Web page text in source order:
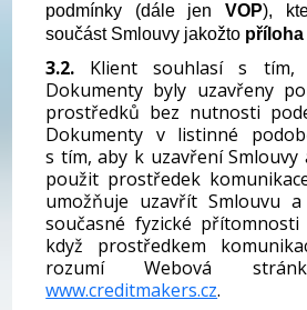
podmínky (dále jen VOP),
součást Smlouvy jakožto příloha
3.2. Klient souhlasí s tím,
Dokumenty byly uzavřeny
prostředků bez nutnosti
Dokumenty v listinné
s tím, aby k uzavření
použit prostředek
umožňuje uzavřít Smlouvu
současné fyzické přítomnosti
když prostředkem
rozumí Webová
www.creditmakers.cz.